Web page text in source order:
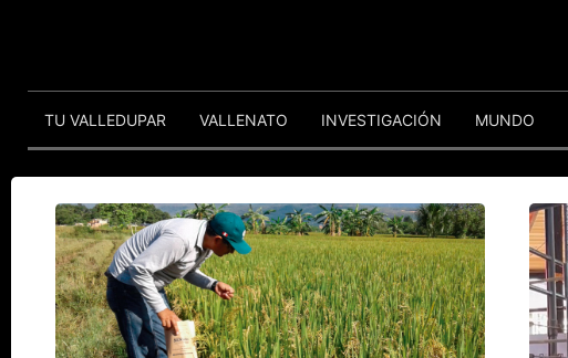
TU VALLEDUPAR VALLENATO INVESTIGACIÓN MUNDO